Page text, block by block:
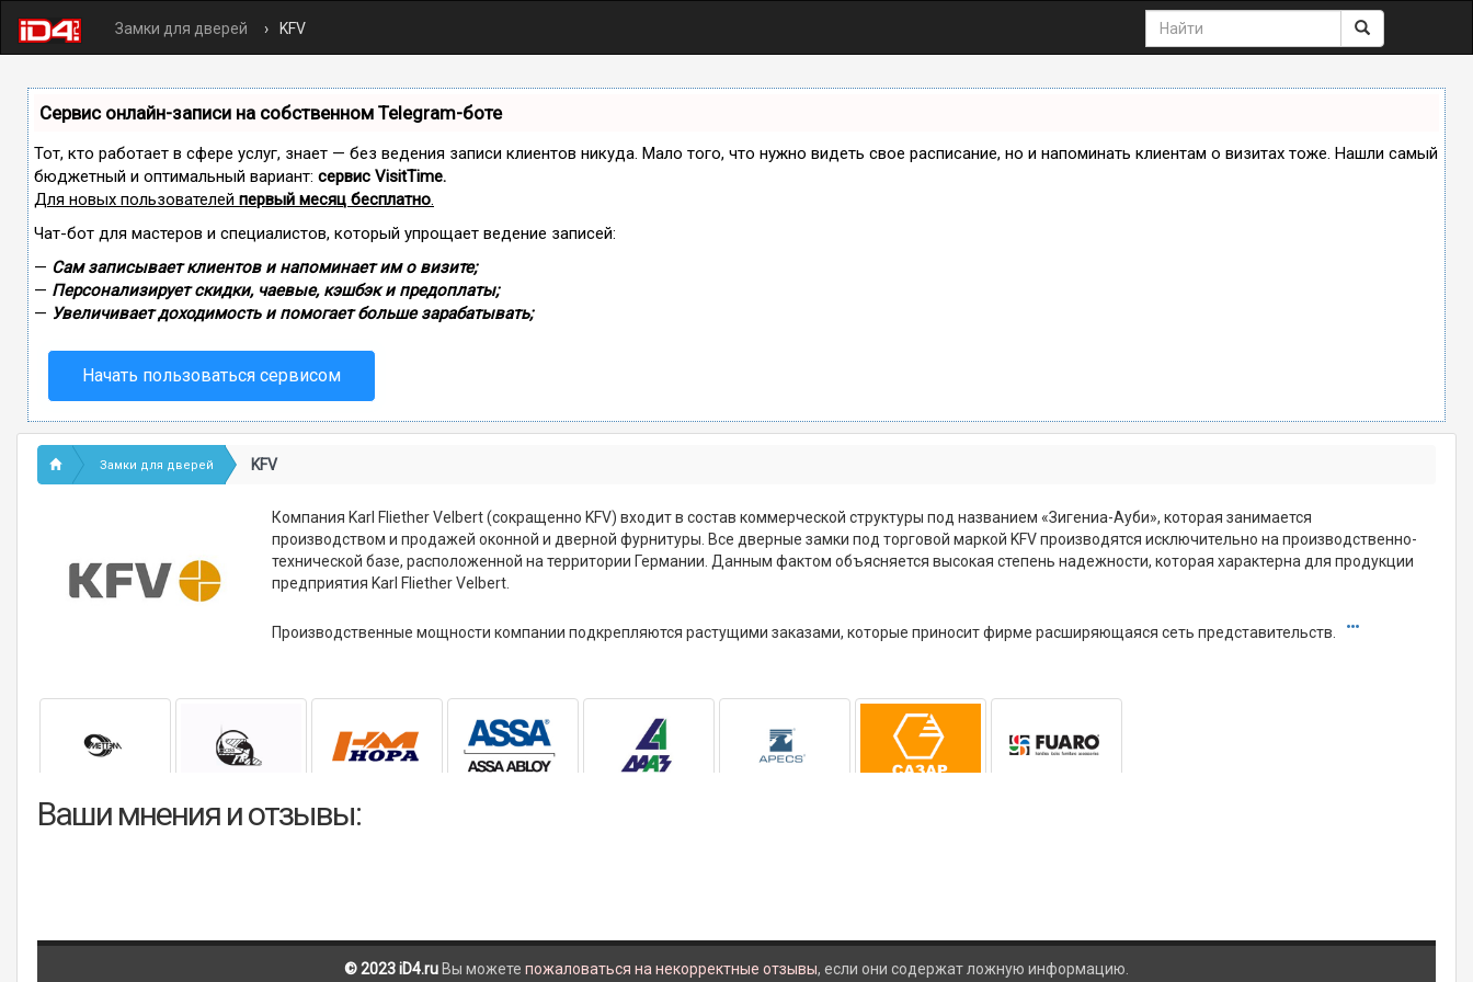
Замки для дверей KFV
Сервис онлайн-записи на собственном Telegram-боте
Тот, кто работает в сфере услуг, знает — без ведения записи клиентов никуда. Мало того, что нужно видеть свое расписание, но и напоминать клиентам о визитах тоже. Нашли самый
бюджетный и оптимальный вариант: сервис VisitTime.
Для новых пользователей первый месяц бесплатно.
Чат-бот для мастеров и специалистов, который упрощает ведение записей:
— Сам записывает клиентов и напоминает им о визите;
— Персонализирует скидки, чаевые, кэшбэк и предоплаты;
— Увеличивает доходимость и помогает больше зарабатывать;
Начать пользоваться сервисом
Замки для дверей KFV
Компания Karl Fliether Velbert (сокращенно KFV) входит в состав коммерческой структуры под названием «Зигениа-Ауби», которая занимается
производством и продажей оконной и дверной фурнитуры. Все дверные замки под торговой маркой KFV производятся исключительно на производственно-
технической базе, расположенной на территории Германии. Данным фактом объясняется высокая степень надежности, которая характерна для продукции
предприятия Karl Fliether Velbert.
Производственные мощности компании подкрепляются растущими заказами, которые приносит фирме расширяющаяся сеть представительств.
Ваши мнения и отзывы:
© 2023 iD4.ru Вы можете пожаловаться на некорректные отзывы, если они содержат ложную информацию.